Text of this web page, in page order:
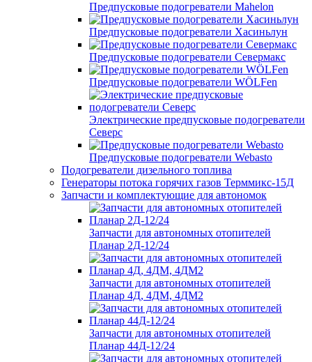
Предпусковые подогреватели Mahelon
Предпусковые подогреватели Хасиньлун
Предпусковые подогреватели Севермакс
Предпусковые подогреватели WÖLFen
Электрические предпусковые подогреватели
Северс
Предпусковые подогреватели Webasto
Подогреватели дизельного топлива
Генераторы потока горячих газов Терммикс-15Д
Запчасти и комплектующие для автономок
Запчасти для автономных отопителей
Планар 2Д-12/24
Запчасти для автономных отопителей
Планар 4Д, 4ДМ, 4ДМ2
Запчасти для автономных отопителей
Планар 44Д-12/24